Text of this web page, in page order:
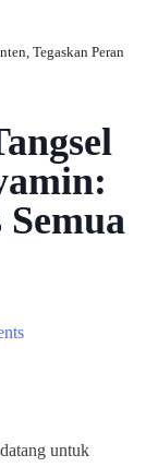
Tegaskan Peran
untuk